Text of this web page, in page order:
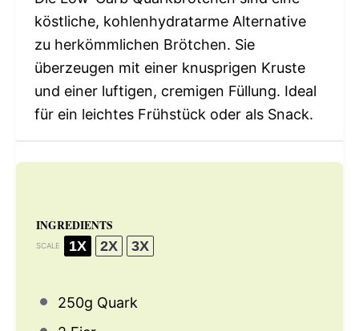
köstliche, kohlenhydratarme Alternative
zu herkömmlichen Brötchen. Sie
überzeugen mit einer knusprigen Kruste
und einer luftigen, cremigen Füllung. Ideal
für ein leichtes Frühstück oder als Snack.
INGREDIENTS
SCALE 1X 2X 3X
250g Quark